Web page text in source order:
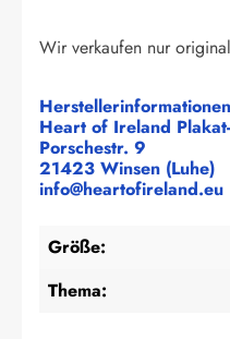
Wir verkaufen nur
Heart of Ireland
Porschestr. 9
21423 Winsen (Luhe)
info@heartofireland.eu
Größe:
Thema: